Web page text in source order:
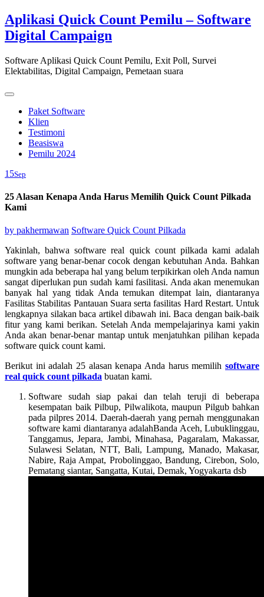
Skip
to
content
Aplikasi Quick Count Pemilu – Software
Digital Campaign
Software Aplikasi Quick Count Pemilu, Exit Poll, Survei
Elektabilitas, Digital Campaign, Pemetaan suara
Paket Software
Klien
Testimoni
Beasiswa
Pemilu 2024
15Sep
25 Alasan Kenapa Anda Harus Memilih Quick Count Pilkada
Kami
by pakhermawan Software Quick Count Pilkada
Yakinlah, bahwa software real quick count pilkada kami adalah
software yang benar-benar cocok dengan kebutuhan Anda. Bahkan
mungkin ada beberapa hal yang belum terpikirkan oleh Anda namun
sangat diperlukan pun sudah kami fasilitasi. Anda akan menemukan
banyak hal yang tidak Anda temukan ditempat lain, diantaranya
Fasilitas Stabilitas Pantauan Suara serta fasilitas Hard Restart. Untuk
lengkapnya silakan baca artikel dibawah ini. Baca dengan baik-baik
fitur yang kami berikan. Setelah Anda mempelajarinya kami yakin
Anda akan benar-benar mantap untuk menjatuhkan pilihan kepada
software quick count kami.
Berikut ini adalah 25 alasan kenapa Anda harus memilih software
real quick count pilkada buatan kami.
Software sudah siap pakai dan telah teruji di beberapa
kesempatan baik Pilbup, Pilwalikota, maupun Pilgub bahkan
pada pilpres 2014. Daerah-daerah yang pernah menggunakan
software kami diantaranya adalahBanda Aceh, Lubuklinggau,
Tanggamus, Jepara, Jambi, Minahasa, Pagaralam, Makassar,
Sulawesi Selatan, NTT, Bali, Lampung, Manado, Makasar,
Nabire, Raja Ampat, Probolinggao, Bandung, Cirebon, Solo,
Pematang siantar, Sangatta, Kutai, Demak, Yogyakarta dsb